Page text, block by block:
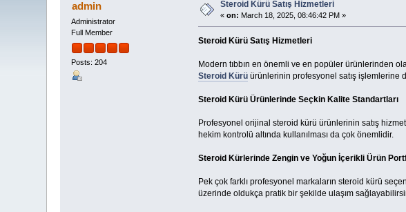
admin
Administrator
Full Member
Posts: 204
Steroid Kürü Satış Hizmetleri
«on: March 18, 2025, 08:46:42 PM »
Steroid Kürü Satış Hizmetleri
Modern tıbbın en önemli ve en popüler ürünlerinden
Steroid Kürüürünlerinin profesyonel satış işlemlerine
Steroid Kürü Ürünlerinde Seçkin Kalite Standartları
Profesyonel orijinal steroid kürü ürünlerinin satış
hekim kontrolü altında kullanılması da çok önemlidir.
Steroid Kürlerinde Zengin ve Yoğun İçerikli Ürün
Pek çok farklı profesyonel markaların steroid kürü
üzerinde oldukça pratik bir şekilde ulaşım